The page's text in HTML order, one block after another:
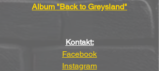
Album "Back to Greysland"
Kontakt:
Facebook
Instagram